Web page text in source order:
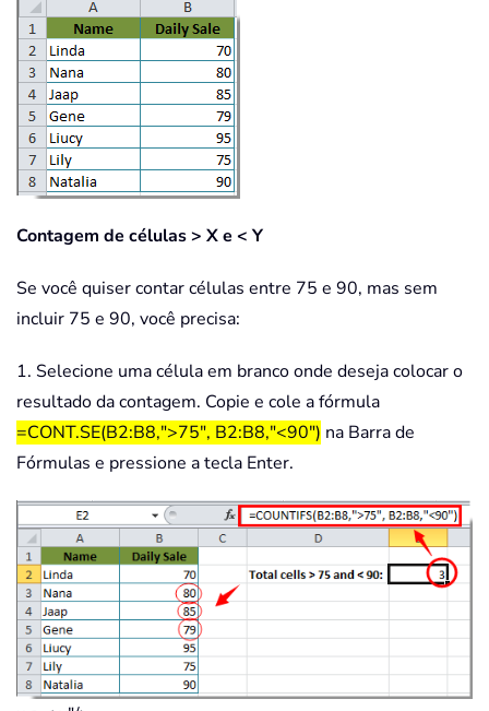
Contagem de células > X e < Y
Se você quiser contar células entre 75 e 90, mas sem
incluir 75 e 90, você precisa:
1. Selecione uma célula em branco onde deseja colocar o
resultado da contagem. Copie e cole a fórmula
=CONT.SE(B2:B8,">75", B2:B8,"<90") na Barra de
Fórmulas e pressione a tecla Enter.